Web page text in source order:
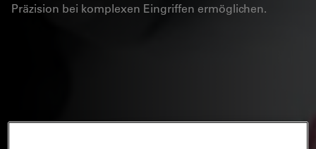
Präzision bei komplexen Eingriffen ermöglichen.